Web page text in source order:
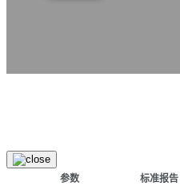
参数 标准报告